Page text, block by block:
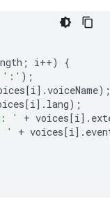
; i++)
{
':' );
[i].voiceName);
[i]. lang);
' + voices[i].
' + voices[i].